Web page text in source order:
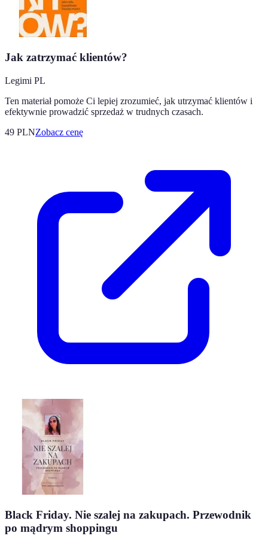
Jak zatrzymać klientów?
Legimi PL
Ten materiał pomoże Ci lepiej zrozumieć, jak utrzymać klientów i
efektywnie prowadzić sprzedaż w trudnych czasach.
49 PLNZobacz cenę
Black Friday. Nie szalej na zakupach. Przewodnik
po mądrym shoppingu